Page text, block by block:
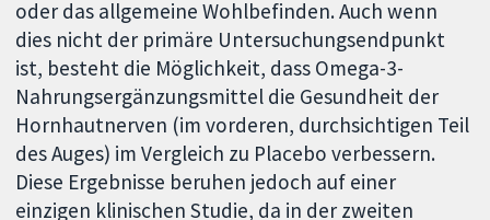
oder das allgemeine Wohlbefinden. Auch wenn
dies nicht der primäre Untersuchungsendpunkt
ist, besteht die Möglichkeit, dass Omega-3-
Nahrungsergänzungsmittel die Gesundheit der
Hornhautnerven (im vorderen, durchsichtigen Teil
des Auges) im Vergleich zu Placebo verbessern.
Diese Ergebnisse beruhen jedoch auf einer
einzigen klinischen Studie, da in der zweiten